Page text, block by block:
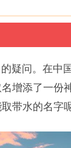
疑问。在中
增添了一份
带水的名字